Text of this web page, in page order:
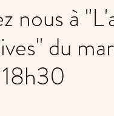
nous à
du